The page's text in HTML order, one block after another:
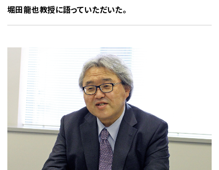
堀田龍也教授に語っていただいた。